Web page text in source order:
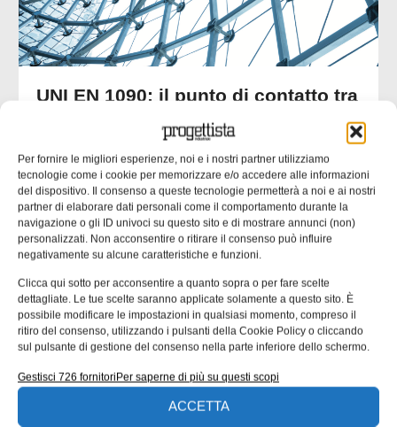
Per fornire le migliori esperienze, noi e i nostri partner utilizziamo
tecnologie come i cookie per memorizzare e/o accedere alle informazioni
del dispositivo. Il consenso a queste tecnologie permetterà a noi e ai nostri
partner di elaborare dati personali come il comportamento durante la
navigazione o gli ID univoci su questo sito e di mostrare annunci (non)
personalizzati. Non acconsentire o ritirare il consenso può influire
negativamente su alcune caratteristiche e funzioni.
Clicca qui sotto per acconsentire a quanto sopra o per fare scelte
dettagliate. Le tue scelte saranno applicate solamente a questo sito. È
possibile modificare le impostazioni in qualsiasi momento, compreso il
ritiro del consenso, utilizzando i pulsanti della Cookie Policy o cliccando
sul pulsante di gestione del consenso nella parte inferiore dello schermo.
Gestisci 726 fornitoriPer saperne di più su questi scopi
ACCETTA
UNI EN 1090: il punto di contatto tra
progettazione ed esecuzione
Molte non conformità nascono da informazioni incomplete
o ambigue negli elaborati progettuali. nella seconda parte
dell’approfondimento inaugurato un mese fa ci
concentriamo su un’analisi delle responsabilità tecniche
che collegano progettista, officina e coordinatore di
saldatura. Una quota rilevante delle non
CONTENUTI SPONSORIZZATI